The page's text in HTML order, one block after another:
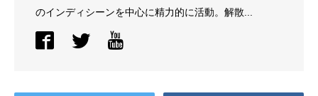
のインディシーンを中心に精力的に活動。解散...